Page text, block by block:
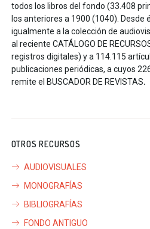
todos los libros del fondo (33.408
los anteriores a 1900 (1040). Desde
igualmente a la colección de
al reciente CATÁLOGO DE
registros digitales) y a 114.115
publicaciones periódicas, a cuyos
remite el BUSCADOR DE REVISTAS.
OTROS RECURSOS
AUDIOVISUALES
MONOGRAFÍAS
BIBLIOGRAFÍAS
FONDO ANTIGUO